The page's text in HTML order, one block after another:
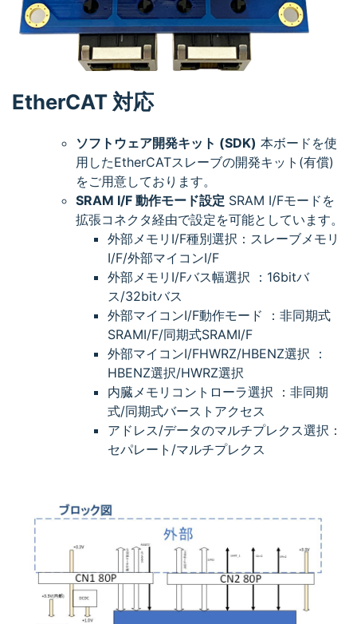
EtherCAT 対応
ソフトウェア開発キット (SDK) 本ボードを使
用したEtherCATスレーブの開発キット(有償)
をご用意しております。
SRAM I/F 動作モード設定 SRAM I/Fモードを
拡張コネクタ経由で設定を可能としています。
外部メモリI/F種別選択：スレーブメモリ
I/F/外部マイコンI/F
外部メモリI/Fバス幅選択 ：16bitバ
ス/32bitバス
外部マイコンI/F動作モード ：非同期式
SRAMI/F/同期式SRAMI/F
外部マイコンI/FHWRZ/HBENZ選択 ：
HBENZ選択/HWRZ選択
内臓メモリコントローラ選択 ：非同期
式/同期式バーストアクセス
アドレス/データのマルチプレクス選択：
セパレート/マルチプレクス